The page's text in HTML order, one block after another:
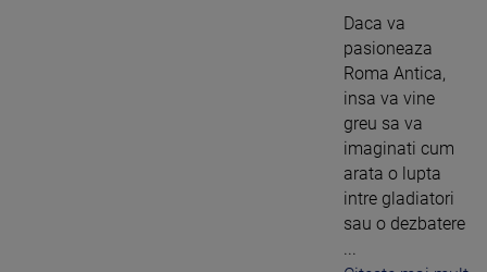
Daca va
pasioneaza
Roma Antica,
insa va vine
greu sa va
imaginati cum
arata o lupta
intre gladiatori
sau o dezbatere